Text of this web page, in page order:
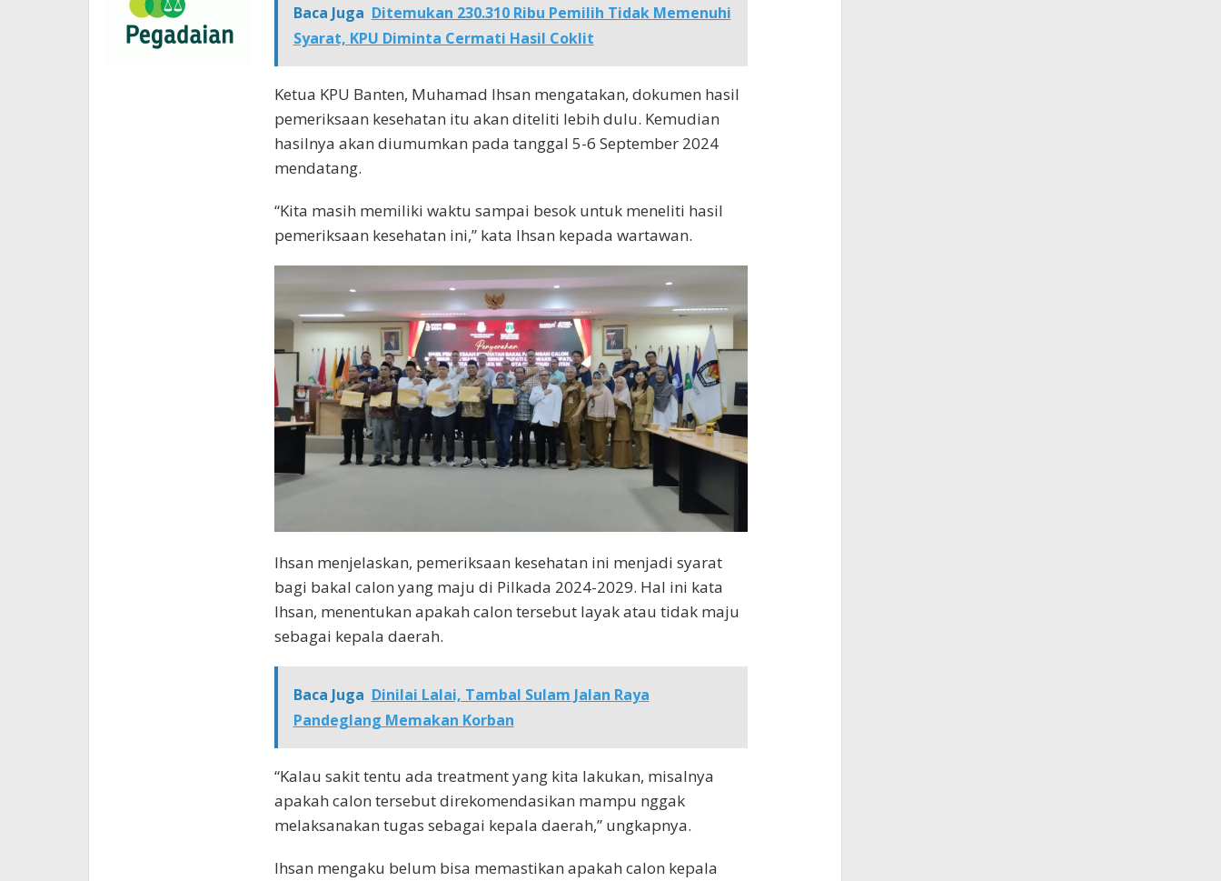
Baca Juga Ditemukan 230.310 Ribu Pemilih Tidak Memenuhi
Syarat, KPU Diminta Cermati Hasil Coklit
Ketua KPU Banten, Muhamad Ihsan mengatakan, dokumen hasil
pemeriksaan kesehatan itu akan diteliti lebih dulu. Kemudian
hasilnya akan diumumkan pada tanggal 5-6 September 2024
mendatang.
“Kita masih memiliki waktu sampai besok untuk meneliti hasil
pemeriksaan kesehatan ini,” kata Ihsan kepada wartawan.
Ihsan menjelaskan, pemeriksaan kesehatan ini menjadi syarat
bagi bakal calon yang maju di Pilkada 2024-2029. Hal ini kata
Ihsan, menentukan apakah calon tersebut layak atau tidak maju
sebagai kepala daerah.
Baca Juga Dinilai Lalai, Tambal Sulam Jalan Raya
Pandeglang Memakan Korban
“Kalau sakit tentu ada treatment yang kita lakukan, misalnya
apakah calon tersebut direkomendasikan mampu nggak
melaksanakan tugas sebagai kepala daerah,” ungkapnya.
Ihsan mengaku belum bisa memastikan apakah calon kepala